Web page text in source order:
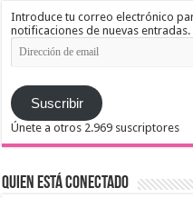
Introduce tu correo electrónico
notificaciones de nuevas entradas.
Dirección
de
Suscribir
Únete a otros 2.969 suscriptores
Quien está conectado